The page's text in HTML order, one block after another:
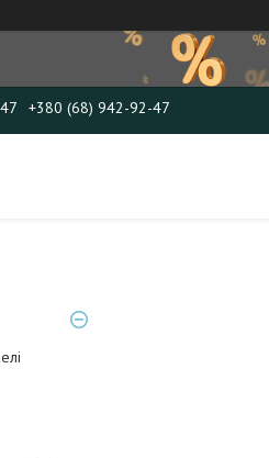
+380 (68) 942-92-47